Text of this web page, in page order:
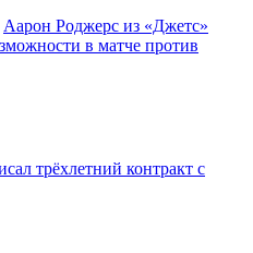
Аарон Роджерс из «Джетс»
в матче против
трёхлетний контракт с